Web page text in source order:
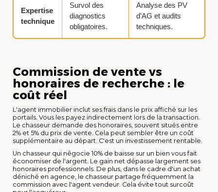
Expertise
technique
Survol des
diagnostics
obligatoires.
Analyse des PV
d'AG et audits
techniques.
Commission de vente vs
honoraires de recherche : le
coût réel
L'agent immobilier inclut ses frais dans le prix affiché sur les
portails. Vous les payez indirectement lors de la transaction.
Le chasseur demande des honoraires, souvent situés entre
2% et 5% du prix de vente. Cela peut sembler être un coût
supplémentaire au départ. C'est un investissement rentable.
Un chasseur qui négocie 10% de baisse sur un bien vous fait
économiser de l'argent. Le gain net dépasse largement ses
honoraires professionnels. De plus, dans le cadre d'un achat
déniché en agence, le chasseur partage fréquemment la
commission avec l'agent vendeur. Cela évite tout surcoût